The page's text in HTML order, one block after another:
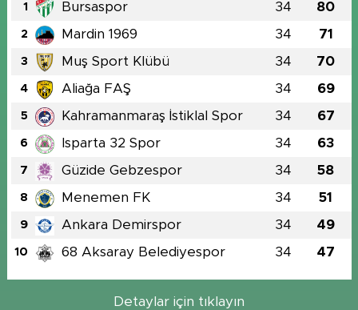
1 Bursaspor 34 80
2 Mardin 1969 34 71
3 Muş Sport Klübü 34 70
4 Aliağa FAŞ 34 69
5 Kahramanmaraş İstiklal Spor 34 67
6 Isparta 32 Spor 34 63
7 Güzide Gebzespor 34 58
8 Menemen FK 34 51
9 Ankara Demirspor 34 49
10 68 Aksaray Belediyespor 34 47
Detaylar için tıklayın